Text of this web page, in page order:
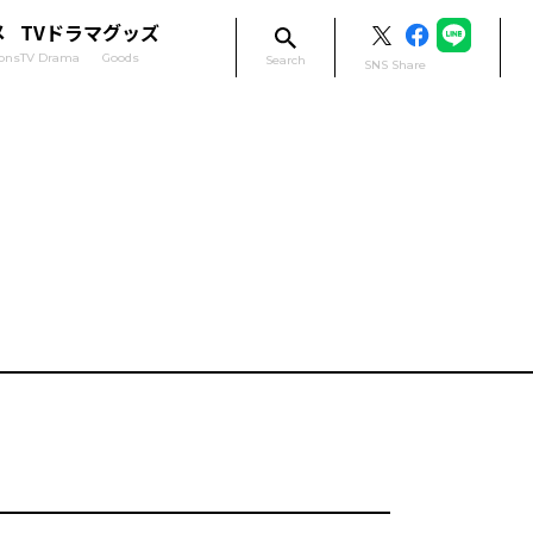
TVドラマ
TV Drama
グッズ
Goods Search SNS Share